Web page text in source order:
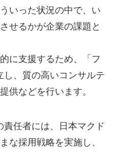
いった状況の中で、い
せるかが企業の課題と
に支援するため、「フ
し、質の高いコンサルテ
供などを行います。
責任者には、日本マクド
な採用戦略を実施し、